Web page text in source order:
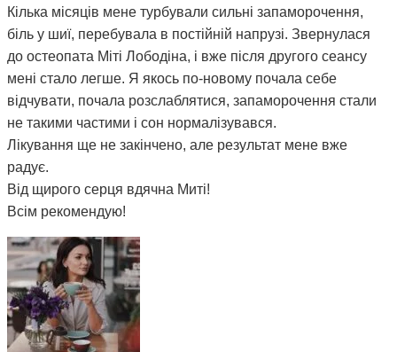
Кілька місяців мене турбували сильні запаморочення,
біль у шиї, перебувала в постійній напрузі. Звернулася
до остеопата Міті Лободіна, і вже після другого сеансу
мені стало легше. Я якось по-новому почала себе
відчувати, почала розслаблятися, запаморочення стали
не такими частими і сон нормалізувався.
Лікування ще не закінчено, але результат мене вже
радує.
Від щирого серця вдячна Миті!
Всім рекомендую!